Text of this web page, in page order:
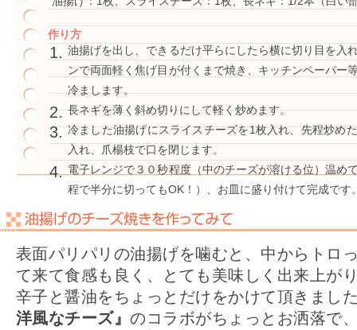
作り方
油揚げを出し、できるだけ平らにしたら横に切り目を入
ンで両面軽く焦げ目が付くまで焼き、キッチンペーパー
冷まします。
長ネギを薄く斜め切りにして軽く炒めます。
冷ました油揚げにスライスチーズを1枚入れ、先程炒め
入れ、爪楊枝で口を閉じます。
電子レンジで３０秒程度（中のチーズが溶ける位）温め
程で半分に切ってもOK！）、お皿に盛り付けて完成です
表面パリパリの油揚げを噛むと、中からトロ
て来て食感も良く、とても美味しく出来上が
辛子と醤油をちょっとだけをかけて頂きまし
洋風なチーズ』のコラボがちょっとお洒落で